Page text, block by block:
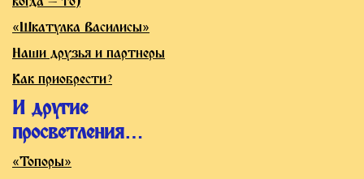
«Шкатулка Василисы»
Наши друзья и партнеры
Как приобрести?
И другие
просветления…
«Топоры»